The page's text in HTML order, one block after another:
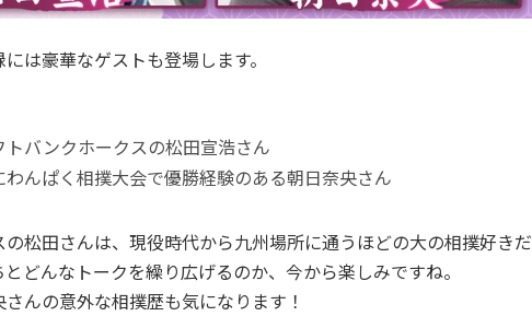
は豪華なゲストも登場します。
トバンクホークスの松田宣浩さん
わんぱく相撲大会で優勝経験のある朝日奈央さん
の松田さんは、現役時代から九州場所に通うほどの大の相撲好きだ
どんなトークを繰り広げるのか、今から楽しみですね。
んの意外な相撲歴も気になります！